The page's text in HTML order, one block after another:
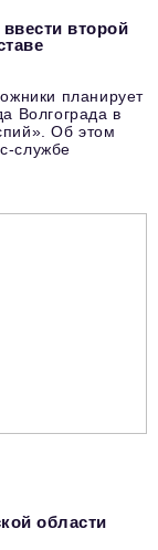
второй
планирует
Волгограда в
Об этом
службе
области